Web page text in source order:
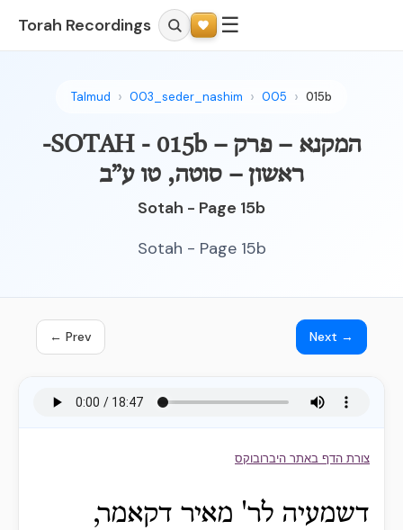
Torah Recordings ☰
Talmud 003_seder_nashim 005 015b
-SOTAH - 015b – המקנא – פרק
ראשון – סוטה, טו ע”ב
Sotah - Page 15b
Sotah - Page 15b
← Prev Next →
צורת הדף באתר היברובוקס
דשמעיה לר' מאיר דקאמר,